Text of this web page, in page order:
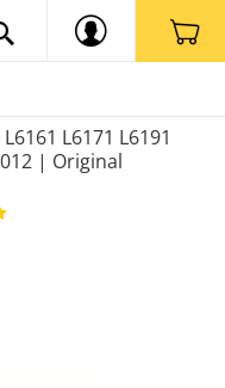
L6171 L6191
| Original